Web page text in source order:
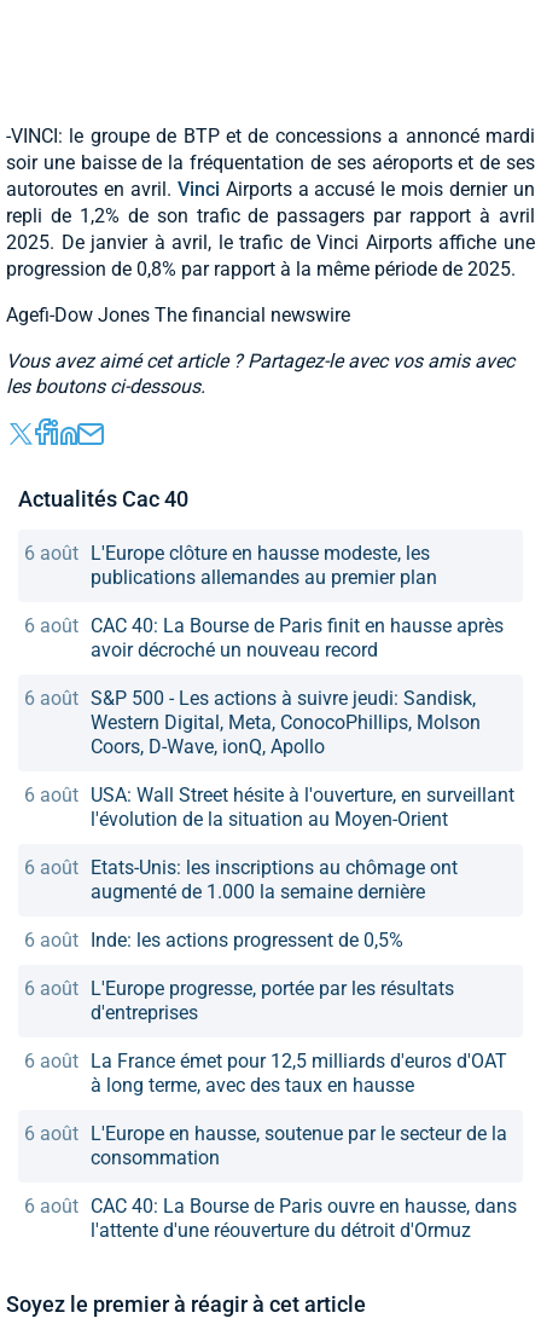
-VINCI: le groupe de BTP et de concessions a annoncé mardi
soir une baisse de la fréquentation de ses aéroports et de ses
autoroutes en avril. Vinci Airports a accusé le mois dernier un
repli de 1,2% de son trafic de passagers par rapport à avril
2025. De janvier à avril, le trafic de Vinci Airports affiche une
progression de 0,8% par rapport à la même période de 2025.
Agefi-Dow Jones The financial newswire
Vous avez aimé cet article ? Partagez-le avec vos amis avec
les boutons ci-dessous.
Actualités Cac 40
6 août L'Europe clôture en hausse modeste, les
publications allemandes au premier plan
6 août CAC 40: La Bourse de Paris finit en hausse après
avoir décroché un nouveau record
6 août S&P 500 - Les actions à suivre jeudi: Sandisk,
Western Digital, Meta, ConocoPhillips, Molson
Coors, D-Wave, ionQ, Apollo
6 août USA: Wall Street hésite à l'ouverture, en surveillant
l'évolution de la situation au Moyen-Orient
6 août Etats-Unis: les inscriptions au chômage ont
augmenté de 1.000 la semaine dernière
6 août Inde: les actions progressent de 0,5%
6 août L'Europe progresse, portée par les résultats
d'entreprises
6 août La France émet pour 12,5 milliards d'euros d'OAT
à long terme, avec des taux en hausse
6 août L'Europe en hausse, soutenue par le secteur de la
consommation
6 août CAC 40: La Bourse de Paris ouvre en hausse, dans
l'attente d'une réouverture du détroit d'Ormuz
Soyez le premier à réagir à cet article